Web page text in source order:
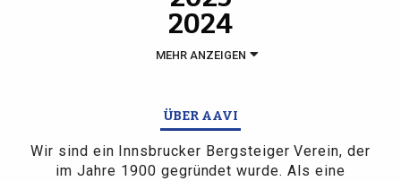
2024
MEHR ANZEIGEN
ÜBER AAVI
Wir sind ein Innsbrucker Bergsteiger Verein, der
im Jahre 1900 gegründet wurde. Als eine